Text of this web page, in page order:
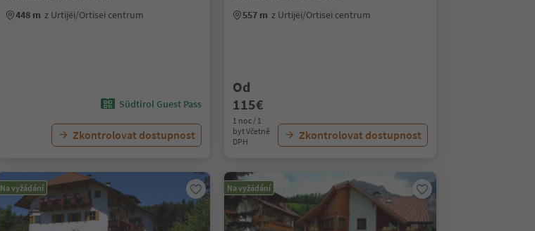
448 m z Urtijëi/Ortisei centrum
Südtirol Guest Pass
Zkontrolovat dostupnost
557 m z Urtijëi/Ortisei centrum
Od
115€
1 noc / 1
byt Včetně
DPH
Zkontrolovat dostupnost
Na vyžádání Na vyžádání